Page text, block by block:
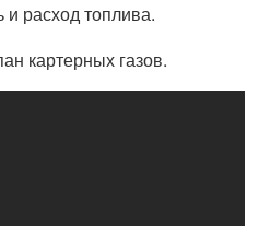
и расход топлива.
картерных газов.